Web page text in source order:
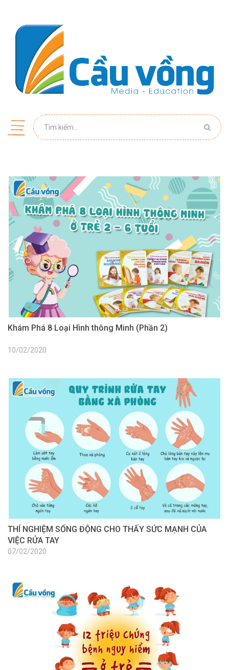
Khám Phá 8 Loại Hình thông Minh (Phần 2)
10/02/2020
THÍ NGHIỆM SỐNG ĐỘNG CHO THẤY SỨC MẠNH CỦA
VIỆC RỬA TAY
07/02/2020